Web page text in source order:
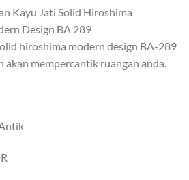
hiroshima modern design BA-289
akan mempercantik ruangan anda.